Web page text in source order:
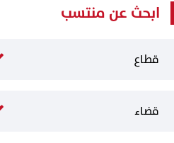
ابحث عن منتسب